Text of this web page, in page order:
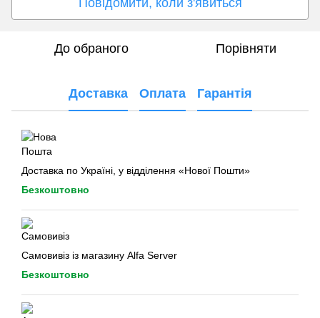
До обраного Порівняти
Доставка Оплата Гарантія
Доставка по Україні, у відділення «Нової Пошти»
Безкоштовно
Самовивіз із магазину Alfa Server
Безкоштовно